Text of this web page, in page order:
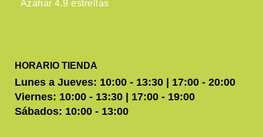
HORARIO TIENDA
Lunes a Jueves: 10:00 - 13:30 | 17:00 - 20:00
Viernes: 10:00 - 13:30 | 17:00 - 19:00
Sábados: 10:00 - 13:00